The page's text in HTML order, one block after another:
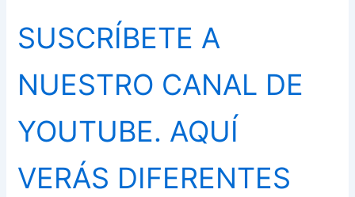
SUSCRÍBETE A
NUESTRO CANAL DE
YOUTUBE. AQUÍ
VERÁS DIFERENTES